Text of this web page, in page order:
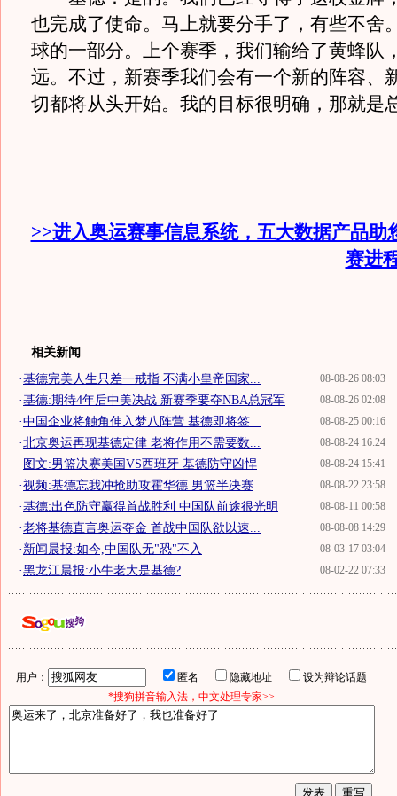
也完成了使命。马上就要分手了，有些不舍
球的一部分。上个赛季，我们输给了黄蜂队
远。不过，新赛季我们会有一个新的阵容、
切都将从头开始。我的目标很明确，那就是
>>进入奥运赛事信息系统，五大数据产品助
赛进
相关新闻
08-08-26 08:03
·基德完美人生只差一戒指 不满小皇帝国家...
08-08-26 02:08
·基德:期待4年后中美决战 新赛季要夺NBA总冠军
08-08-25 00:16
·中国企业将触角伸入梦八阵营 基德即将签...
08-08-24 16:24
·北京奥运再现基德定律 老将作用不需要数...
08-08-24 15:41
·图文:男篮决赛美国VS西班牙 基德防守凶悍
08-08-22 23:58
·视频:基德忘我冲抢助攻霍华德 男篮半决赛
08-08-11 00:58
·基德:出色防守赢得首战胜利 中国队前途很光明
08-08-08 14:29
·老将基德直言奥运夺金 首战中国队欲以速...
08-03-17 03:04
·新闻晨报:如今,中国队无"恐"不入
08-02-22 07:33
·黑龙江晨报:小牛老大是基德?
用户： 匿名 隐藏地址
设为辩论话题
*搜狗拼音输入法，中文处理专家>>